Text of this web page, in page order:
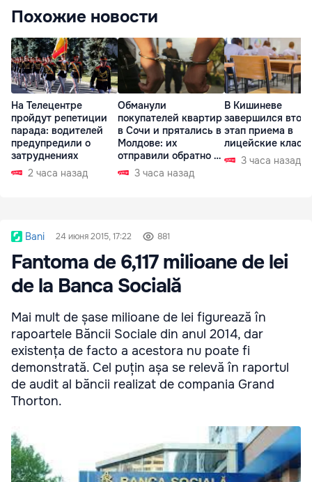
Похожие новости
На Телецентре
пройдут репетиции
парада: водителей
предупредили о
затруднениях
2 часа назад
Обманули
покупателей квартир
в Сочи и прятались в
Молдове: их
отправили обратно в
РФ 3 часа назад
В Кишиневе
завершился
этап приема в
лицейские
3 часа назад
Bani 24 июня 2015, 17:22 881
Fantoma de 6,117 milioane de lei
de la Banca Socială
Mai mult de șase milioane de lei figurează în
rapoartele Băncii Sociale din anul 2014, dar
existența de facto a acestora nu poate fi
demonstrată. Cel puțin așa se relevă în raportul
de audit al băncii realizat de compania Grand
Thorton.